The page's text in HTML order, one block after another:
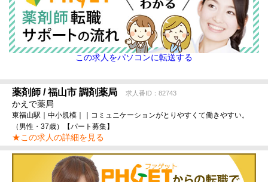
この求人をパソコンに転送する
薬剤師 / 福山市 調剤薬局 求人番ID：82743
かえで薬局
東福山駅｜中小規模｜｜コミュニケーションがとりやすくて働きやすい。
（男性・37歳）【パート募集】
★この求人の詳細を見る